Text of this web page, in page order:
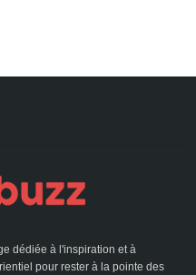
dédiée à l'inspiration et à
pour rester à la pointe des